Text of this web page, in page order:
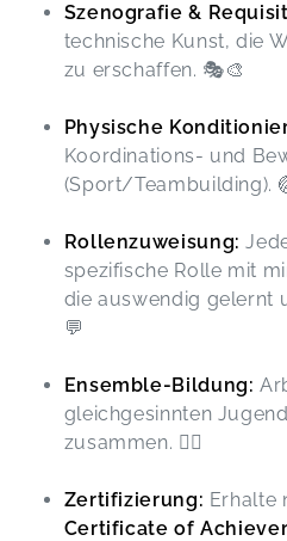
Szenografie &
technische Kunst, die
zu erschaffen. 🎭🎨
Physische
Koordinations- und
(Sport/Teambuilding).
Rollenzuweisung:
spezifische Rolle mit
die auswendig gelernt
💬
Ensemble-Bildung:
gleichgesinnten
zusammen. 👯‍♀️
Zertifizierung: Erhalte
Certificate of